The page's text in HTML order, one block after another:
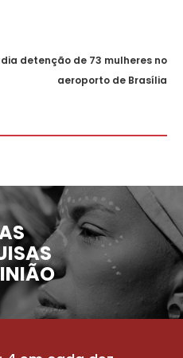
detenção de 73 mulheres no
aeroporto de Brasília